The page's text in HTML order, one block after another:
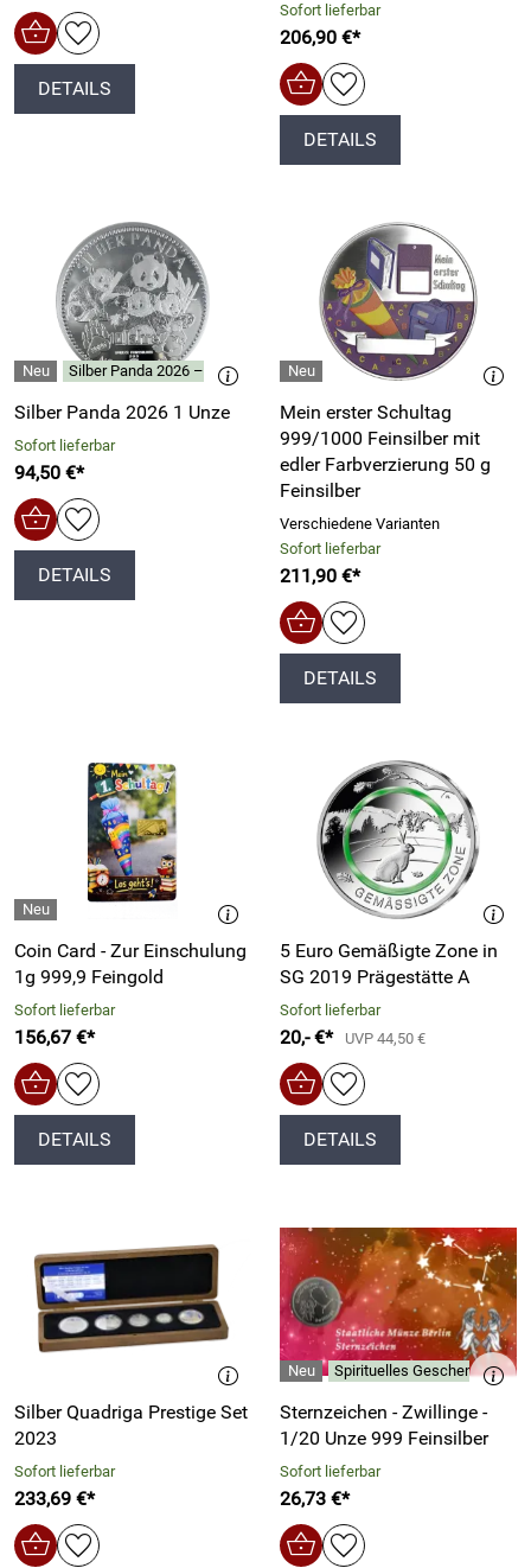
DETAILS
Sofort lieferbar
206,90 €*
DETAILS
Silber Panda 2026 – 10 Jahre Exzellenz
Silber Panda 2026 1 Unze
Sofort lieferbar
94,50 €*
DETAILS
Mein erster Schultag
999/1000 Feinsilber mit
edler Farbverzierung 50 g
Feinsilber
Verschiedene Varianten
Sofort lieferbar
211,90 €*
DETAILS
Coin Card - Zur Einschulung
1g 999,9 Feingold
Sofort lieferbar
156,67 €*
DETAILS
5 Euro Gemäßigte Zone in
SG 2019 Prägestätte A
Sofort lieferbar
20,- €* UVP 44,50 €
DETAILS
Silber Quadriga Prestige Set
2023
Sofort lieferbar
233,69 €*
Spirituelles Geschenk für
Sternzeichen - Zwillinge -
1/20 Unze 999 Feinsilber
Sofort lieferbar
26,73 €*